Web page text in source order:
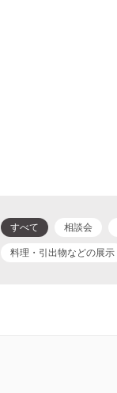
すべて 相談会
料理・引出物などの展示